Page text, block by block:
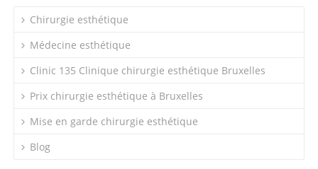
Chirurgie esthétique
Médecine esthétique
Clinic 135 Clinique chirurgie esthétique Bruxelles
Prix chirurgie esthétique à Bruxelles
Mise en garde chirurgie esthétique
Blog